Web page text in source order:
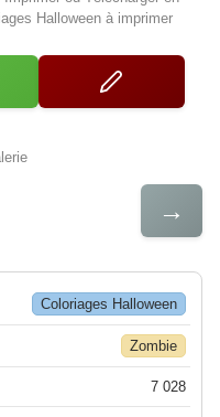
Halloween à imprimer
→
Coloriages Halloween
Zombie
7 028